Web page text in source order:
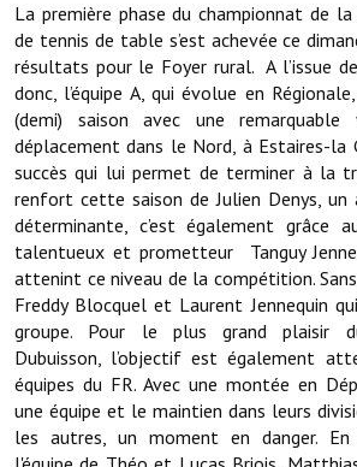
Elus et agents
L'équipe municipale
Le personnel municipal
Les moyens financiers
Note de synthèse financière
Rapport d'orientation budgétaire
Actions et projets
Projets et travaux en cours
Procès verbaux des conseils municipaux
La première phase du championnat de
de tennis de table s’est achevée ce
résultats pour le Foyer rural. A l’issue
donc, l’équipe A, qui évolue en
(demi) saison avec une remarquable
déplacement dans le Nord, à Estaires-la
succès qui lui permet de terminer à la
renfort cette saison de Julien Denys, un
déterminante, c’est également grâce
talentueux et prometteur Tanguy
attenint ce niveau de la compétition.
Freddy Blocquel et Laurent Jennequin
groupe. Pour le plus grand plaisir
Dubuisson, l’objectif est également
équipes du FR. Avec une montée en
une équipe et le maintien dans leurs
les autres, un moment en danger.